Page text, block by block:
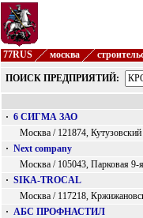
77RUS москва
ПОИСК ПРЕДПРИЯТИЙ:
· 6 СИГМА ЗАО
Москва / 121874, Кутузовский
· Next company
Москва / 105043, Парковая 9-я
· SIKA-TROCAL
Москва / 117218,
· АБС ПРОФНАСТИЛ